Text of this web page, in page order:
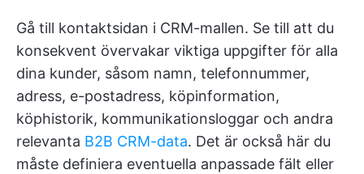
Gå till kontaktsidan i CRM-mallen. Se till att du
konsekvent övervakar viktiga uppgifter för alla
dina kunder, såsom namn, telefonnummer,
adress, e-postadress, köpinformation,
köphistorik, kommunikationsloggar och andra
relevanta B2B CRM-data. Det är också här du
måste definiera eventuella anpassade fält eller